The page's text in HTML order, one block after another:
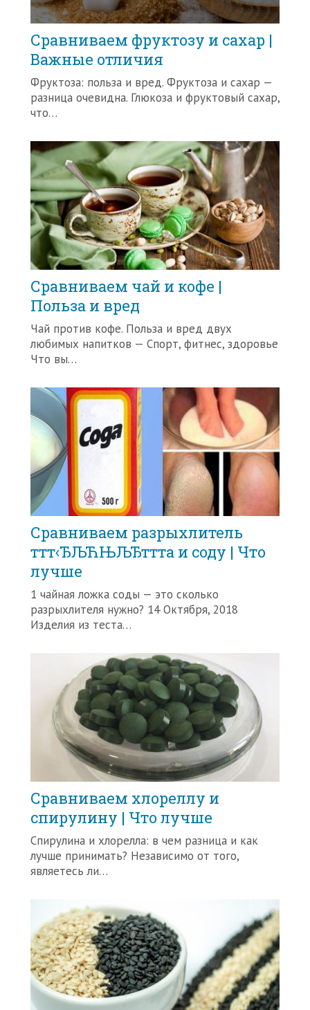
Сравниваем фруктозу и сахар |
Важные отличия
Фруктоза: польза и вред. Фруктоза и сахар —
разница очевидна. Глюкоза и фруктовый сахар,
что…
Сравниваем чай и кофе |
Польза и вред
Чай против кофе. Польза и вред двух
любимых напитков — Спорт, фитнес, здоровье
Что вы…
Сравниваем разрыхлитель
ттт‹ЂЉЋЊЉЂттта и соду | Что
лучше
1 чайная ложка соды — это сколько
разрыхлителя нужно? 14 Октября, 2018
Изделия из теста…
Сравниваем хлореллу и
спирулину | Что лучше
Спирулина и хлорелла: в чем разница и как
лучше принимать? Независимо от того,
являетесь ли…